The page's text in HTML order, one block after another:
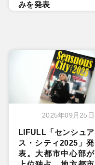
みを発表
2025年09月25日
LIFULL「センシュア
ス・シティ2025」発
表。大都市中心部が